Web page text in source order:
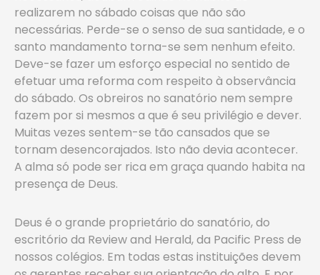
realizarem no sábado coisas que não são
necessárias. Perde-se o senso de sua santidade, e o
santo mandamento torna-se sem nenhum efeito.
Deve-se fazer um esforço especial no sentido de
efetuar uma reforma com respeito à observância
do sábado. Os obreiros no sanatório nem sempre
fazem por si mesmos a que é seu privilégio e dever.
Muitas vezes sentem-se tão cansados que se
tornam desencorajados. Isto não devia acontecer.
A alma só pode ser rica em graça quando habita na
presença de Deus.
Deus é o grande proprietário do sanatório, do
escritório da Review and Herald, da Pacific Press de
nossos colégios. Em todas estas instituições devem